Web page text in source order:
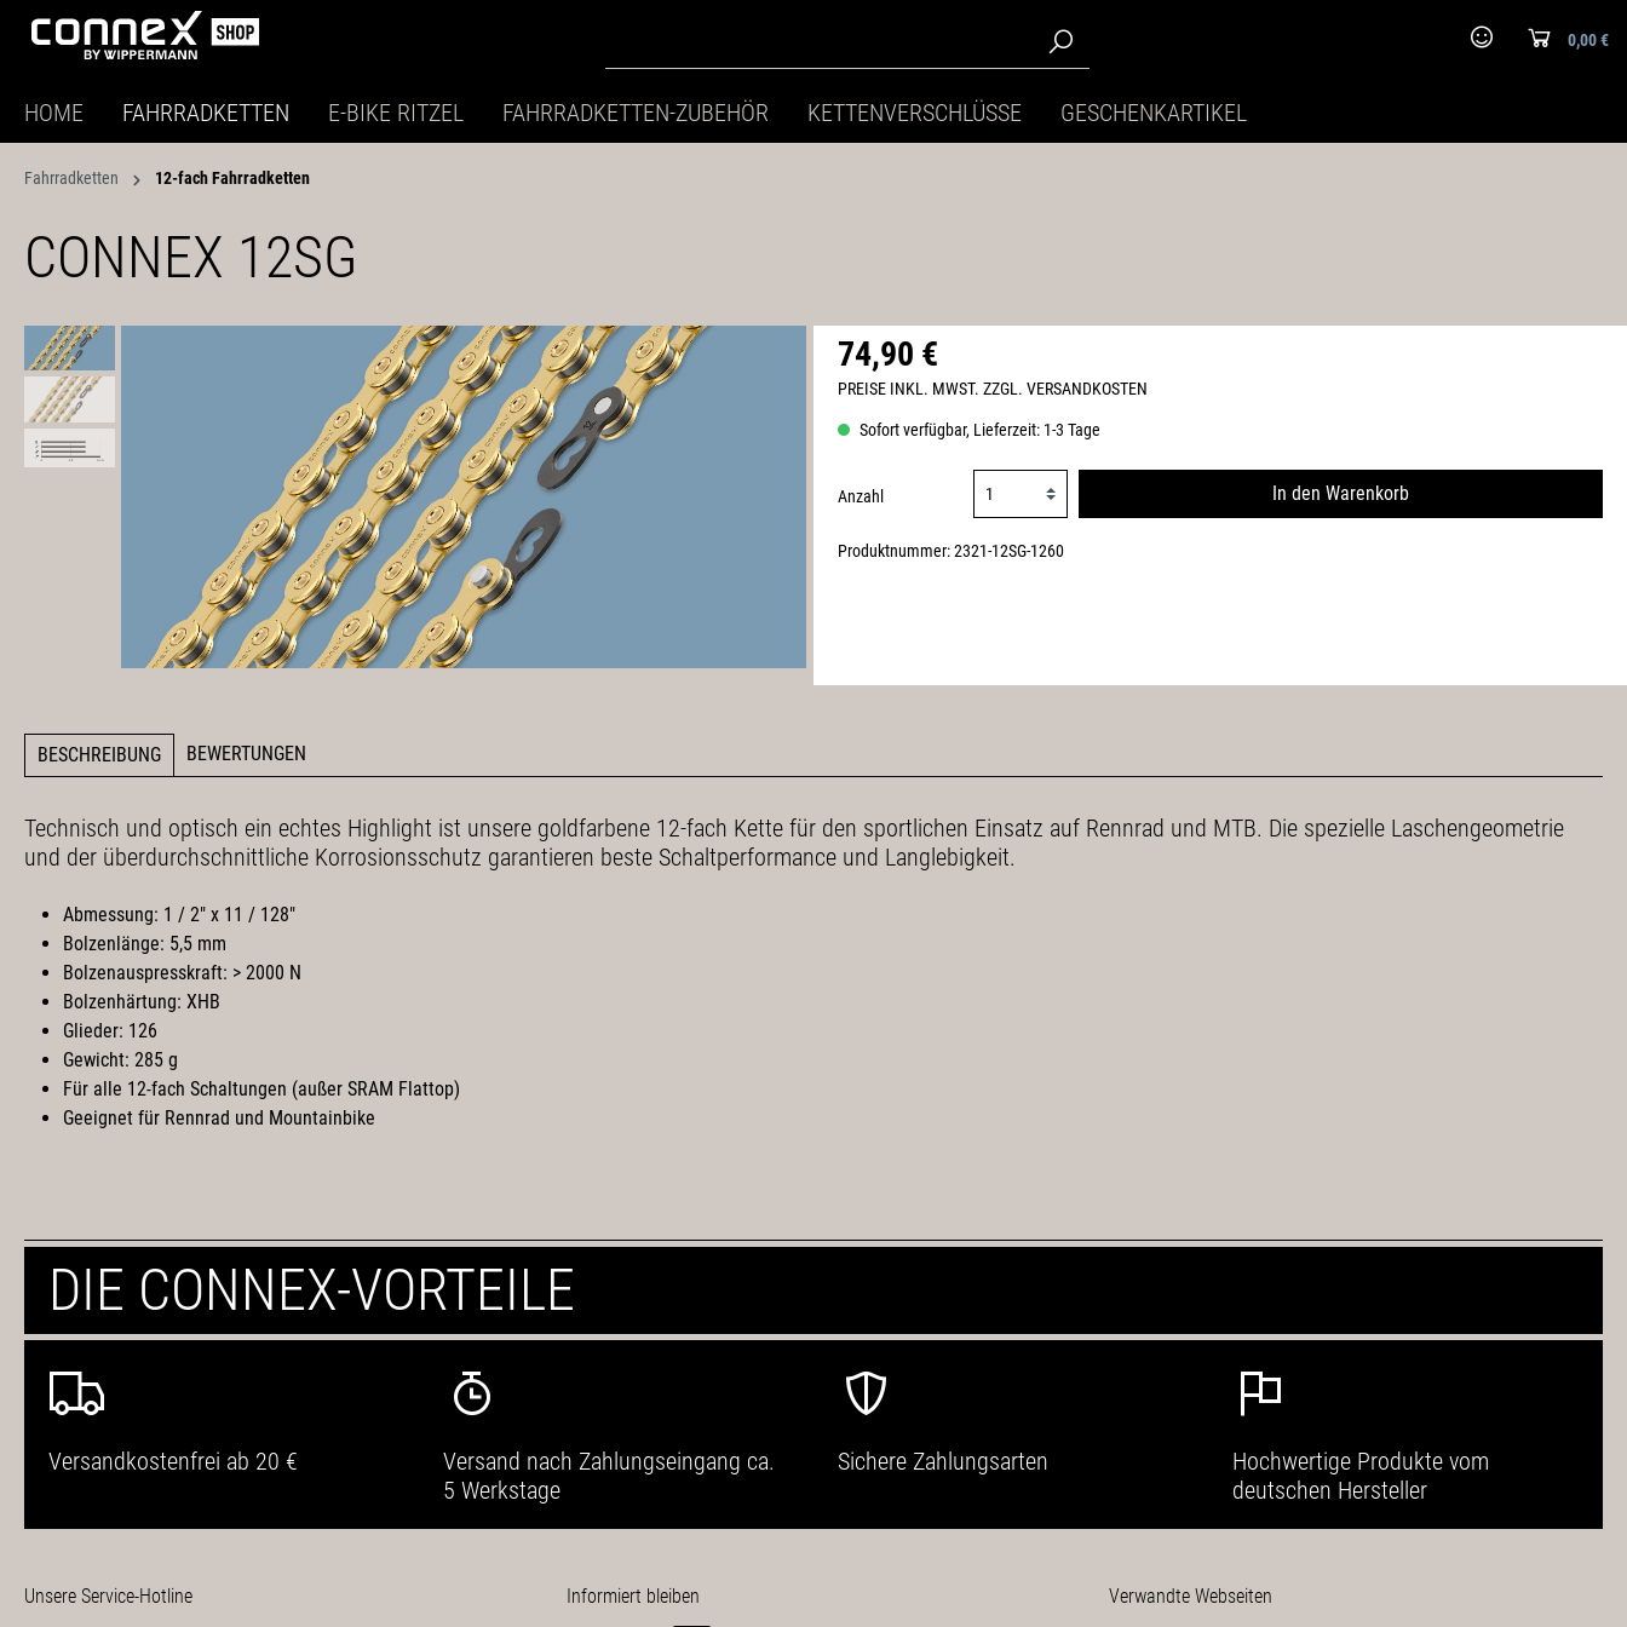
0,00 €
HOME FAHRRADKETTEN E-BIKE RITZEL FAHRRADKETTEN-ZUBEHÖR KETTENVERSCHLÜSSE GESCHENKARTIKEL
Fahrradketten 12-fach Fahrradketten
CONNEX 12SG
74,90 €
PREISE INKL. MWST. ZZGL. VERSANDKOSTEN
Sofort verfügbar, Lieferzeit: 1-3 Tage
Anzahl In den Warenkorb
Produktnummer:2321-12SG-1260
BESCHREIBUNG BEWERTUNGEN
Technisch und optisch ein echtes Highlight ist unsere goldfarbene 12-fach Kette für den sportlichen Einsatz auf Rennrad und MTB. Die spezielle Laschengeometrie
und der überdurchschnittliche Korrosionsschutz garantieren beste Schaltperformance und Langlebigkeit.
Abmessung: 1 / 2" x 11 / 128"
Bolzenlänge: 5,5 mm
Bolzenauspresskraft: > 2000 N
Bolzenhärtung: XHB
Glieder: 126
Gewicht: 285 g
Für alle 12-fach Schaltungen (außer SRAM Flattop)
Geeignet für Rennrad und Mountainbike
DIE CONNEX-VORTEILE
Versandkostenfrei ab 20 €
Versand nach Zahlungseingang ca.
5 Werkstage
Sichere Zahlungsarten
Hochwertige Produkte vom
deutschen Hersteller
Unsere Service-Hotline Informiert bleiben Verwandte Webseiten